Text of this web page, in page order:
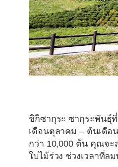
ชิกิซากุระ ซากุระพันธุ์
เดือนตุลาคม – ต้นเดือ
กว่า 10,000 ต้น คุณจะ
ใบไม้ร่วง ช่วงเวลาที่ล